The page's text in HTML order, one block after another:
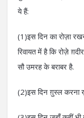
ये हैं:
(1)इस दिन का रोज़ा
रिवायत में है कि रोज़े
सौ उमरह के बराबर है.
(2)इस दिन ग़ुस्ल करना